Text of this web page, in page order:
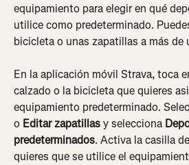
equipamiento para elegir en qué
utilice como predeterminado.
bicicleta o unas zapatillas a más
En la aplicación móvil Strava, toca
calzado o la bicicleta que quieres
equipamiento predeterminado.
o Editar zapatillas y selecciona
predeterminados. Activa la casilla
quieres que se utilice el